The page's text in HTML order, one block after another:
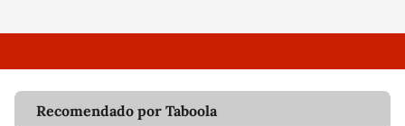
Recomendado por Taboola